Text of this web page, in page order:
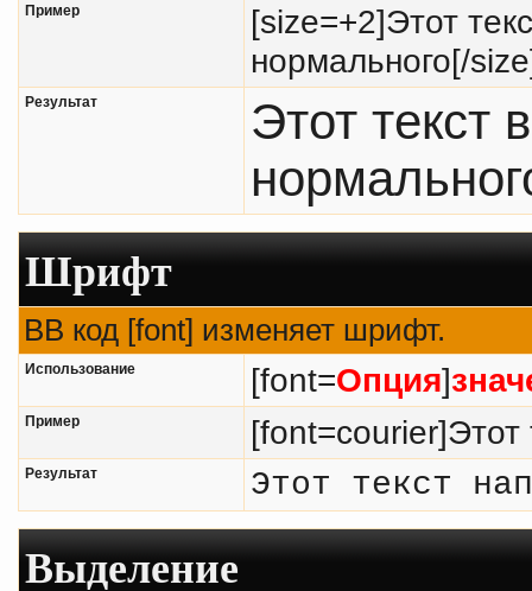
Пример
[size=+2]Этот
нормального[/
Результат
Этот текст
Шрифт
BB код [font] изменяет шрифт.
Использование [font=Опция]
Пример
Результат Этот текст
Выделение